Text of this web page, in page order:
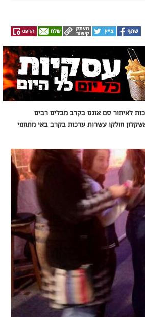
לאיתור סם אונס בקרב מבלים רבים
חולקו עשרות ערכות בקרב באי מתחמי